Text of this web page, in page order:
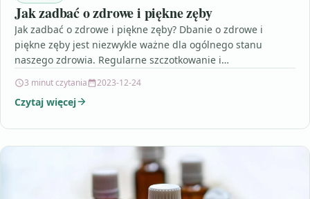
Jak zadbać o zdrowe i piękne zęby
Jak zadbać o zdrowe i piękne zęby? Dbanie o zdrowe i
piękne zęby jest niezwykle ważne dla ogólnego stanu
naszego zdrowia. Regularne szczotkowanie i…
3 minut czytania 2023-12-24
Czytaj więcej